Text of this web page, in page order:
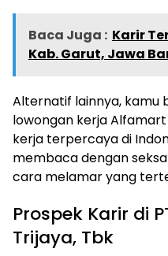
Baca Juga : Karir
Kab. Garut, Jawa
Alternatif lainnya, kamu
lowongan kerja
kerja terpercaya di
membaca dengan
cara melamar yang
Prospek Karir di
Trijaya, Tbk